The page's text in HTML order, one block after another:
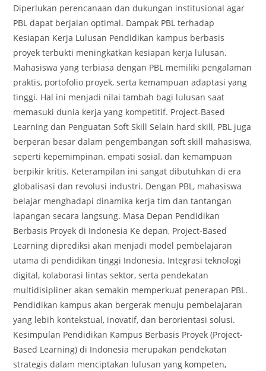
Diperlukan perencanaan dan dukungan institusional agar
PBL dapat berjalan optimal. Dampak PBL terhadap
Kesiapan Kerja Lulusan Pendidikan kampus berbasis
proyek terbukti meningkatkan kesiapan kerja lulusan.
Mahasiswa yang terbiasa dengan PBL memiliki pengalaman
praktis, portofolio proyek, serta kemampuan adaptasi yang
tinggi. Hal ini menjadi nilai tambah bagi lulusan saat
memasuki dunia kerja yang kompetitif. Project-Based
Learning dan Penguatan Soft Skill Selain hard skill, PBL juga
berperan besar dalam pengembangan soft skill mahasiswa,
seperti kepemimpinan, empati sosial, dan kemampuan
berpikir kritis. Keterampilan ini sangat dibutuhkan di era
globalisasi dan revolusi industri. Dengan PBL, mahasiswa
belajar menghadapi dinamika kerja tim dan tantangan
lapangan secara langsung. Masa Depan Pendidikan
Berbasis Proyek di Indonesia Ke depan, Project-Based
Learning diprediksi akan menjadi model pembelajaran
utama di pendidikan tinggi Indonesia. Integrasi teknologi
digital, kolaborasi lintas sektor, serta pendekatan
multidisipliner akan semakin memperkuat penerapan PBL.
Pendidikan kampus akan bergerak menuju pembelajaran
yang lebih kontekstual, inovatif, dan berorientasi solusi.
Kesimpulan Pendidikan Kampus Berbasis Proyek (Project-
Based Learning) di Indonesia merupakan pendekatan
strategis dalam menciptakan lulusan yang kompeten,